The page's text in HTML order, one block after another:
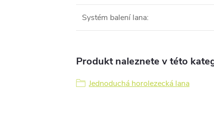
Systém balení lana:
Produkt naleznete v této
Jednoduchá horolezecká lana